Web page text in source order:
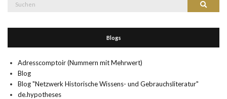
Suchen
Blogs
Adresscomptoir (Nummern mit Mehrwert)
Blog
Blog "Netzwerk Historische Wissens- und Gebrauchsliteratur"
de.hypotheses